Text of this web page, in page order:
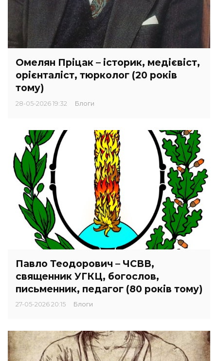
Омелян Пріцак – історик, медієвіст,
орієнталіст, тюрколог (20 років
тому)
28-05-2026 19:32 Блоги
Павло Теодорович – ЧСВВ,
священник УГКЦ, богослов,
письменник, педагог (80 років тому)
27-05-2026 20:15 Блоги